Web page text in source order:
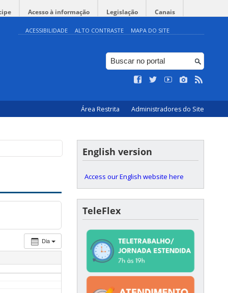
Acesso à informação Legislação Canais
ACESSIBILIDADE ALTO CONTRASTE MAPA DO SITE
Área Restrita Administradores do Site
Dia
English version
Access our English website here
TeleFlex